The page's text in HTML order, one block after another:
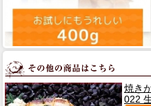
焼き
022